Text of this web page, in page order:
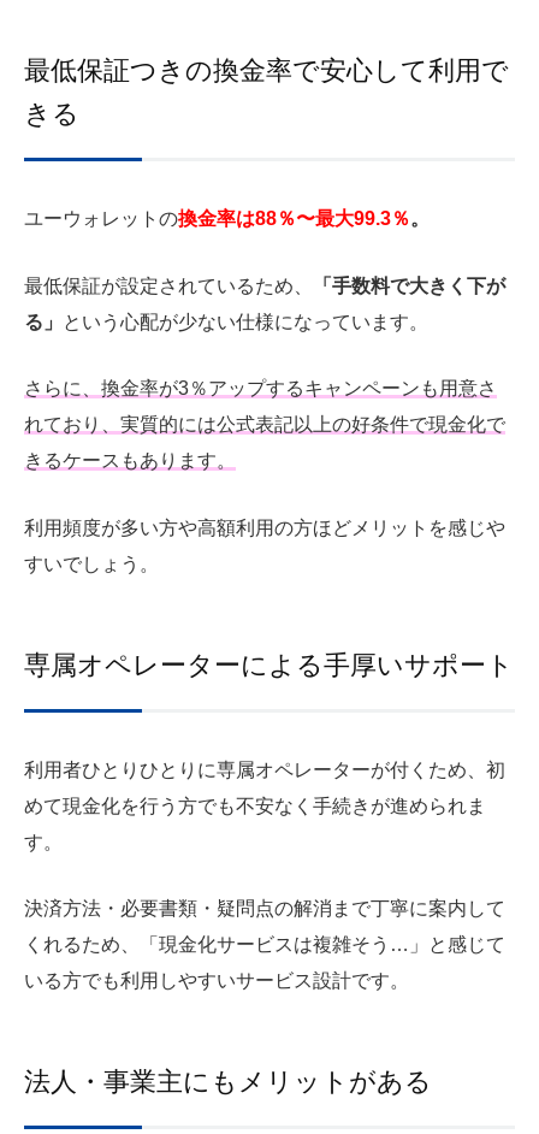
最低保証つきの換金率で安心して利用で
きる
ユーウォレットの換金率は88％〜最大99.3％。
最低保証が設定されているため、
「手数料で大きく下が
る」
という心配が少ない仕様になっています。
さらに、換金率が3％アップするキャンペーンも用意さ
れており、実質的には公式表記以上の好条件で現金化で
きるケースもあります。
利用頻度が多い方や高額利用の方ほどメリットを感じや
すいでしょう。
専属オペレーターによる手厚いサポート
利用者ひとりひとりに専属オペレーターが付くため、初
めて現金化を行う方でも不安なく手続きが進められま
す。
決済方法・必要書類・疑問点の解消まで丁寧に案内して
くれるため、「現金化サービスは複雑そう…」と感じて
いる方でも利用しやすいサービス設計です。
法人・事業主にもメリットがある